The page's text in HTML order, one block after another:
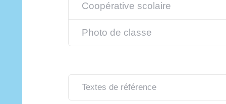
Coopérative scolaire
Photo de classe
Textes de référence